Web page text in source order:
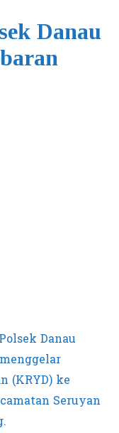
Danau
Danau
(KRYD) ke
Seruyan